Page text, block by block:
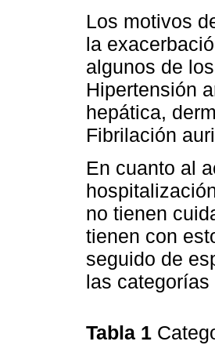
Los motivos
la
algunos de
Hipertensión
hepática,
Fibrilación
En cuanto al
no tienen
tienen con
seguido de
las categorías
Tabla 1